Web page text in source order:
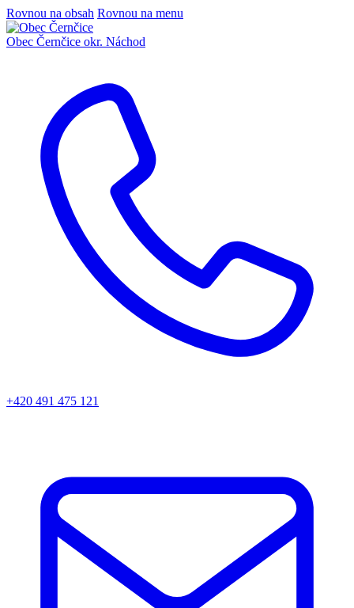
Rovnou na obsah Rovnou na menu
Obec Černčice okr. Náchod
+420 491 475 121